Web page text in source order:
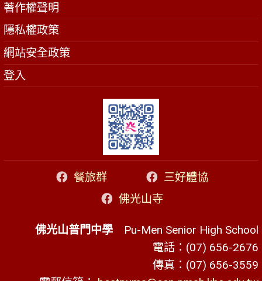
著作權聲明
隱私權政策
網站安全政策
登入
餐旅群
三好體協
佛光山寺
佛光山普門中學 Pu-Men Senior High School
電話：(07) 656-2676
傳真：(07) 656-3559